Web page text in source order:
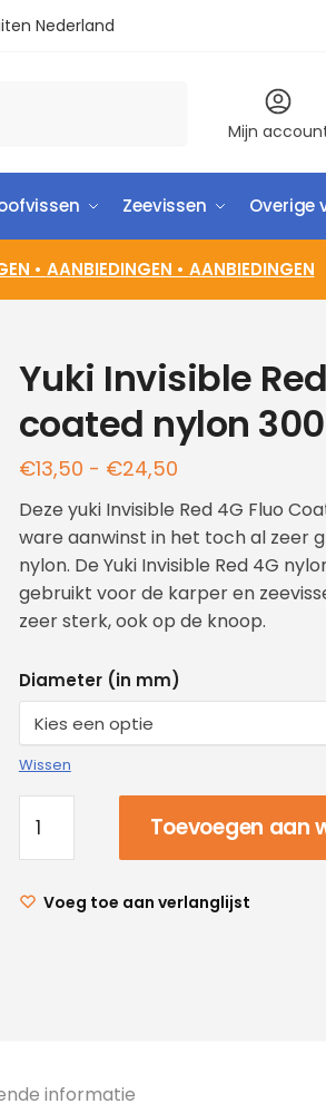
Nederland
Mijn
Zeevissen Overige
• AANBIEDINGEN • AANBIEDINGEN
Yuki Invisible
coated nylon
€13,50 - €24,50
Deze yuki Invisible Red 4G Fluo
ware aanwinst in het toch al zeer
nylon. De Yuki Invisible Red 4G
gebruikt voor de karper en
zeer sterk, ook op de knoop.
Diameter (in mm)
Wissen
Toevoegen aan
Voeg toe aan verlanglijst
informatie